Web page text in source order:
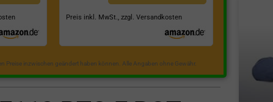
Preis inkl. MwSt., zzgl. Versandkosten
Preise inzwischen geändert haben können. Alle Angaben ohne Gewähr.